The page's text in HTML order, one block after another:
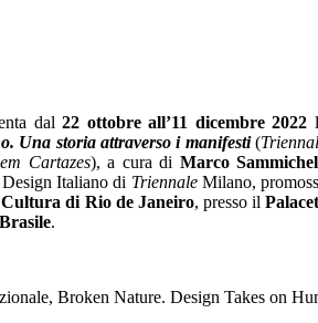
dal22 ottobre all’11 dicembre 2022
Una storia attraverso i manifesti(
Cartazes), a cura di Marco
Italiano di TriennaleMilano,
di Rio de Janeiro, presso il
.
Broken Nature. Design Takes on